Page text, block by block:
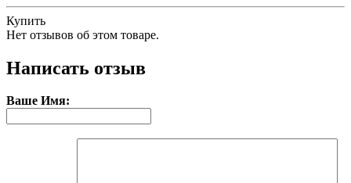
Купить
Нет отзывов об этом товаре.
Написать отзыв
Ваше Имя: